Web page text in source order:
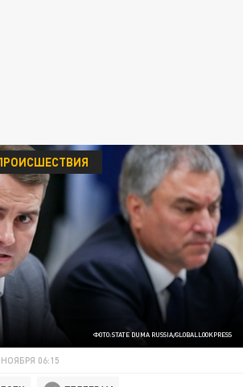
ФОТО:STATE DUMA RUSSIA/GLOBALLOOKPRESS
НОЯБРЯ 06:15